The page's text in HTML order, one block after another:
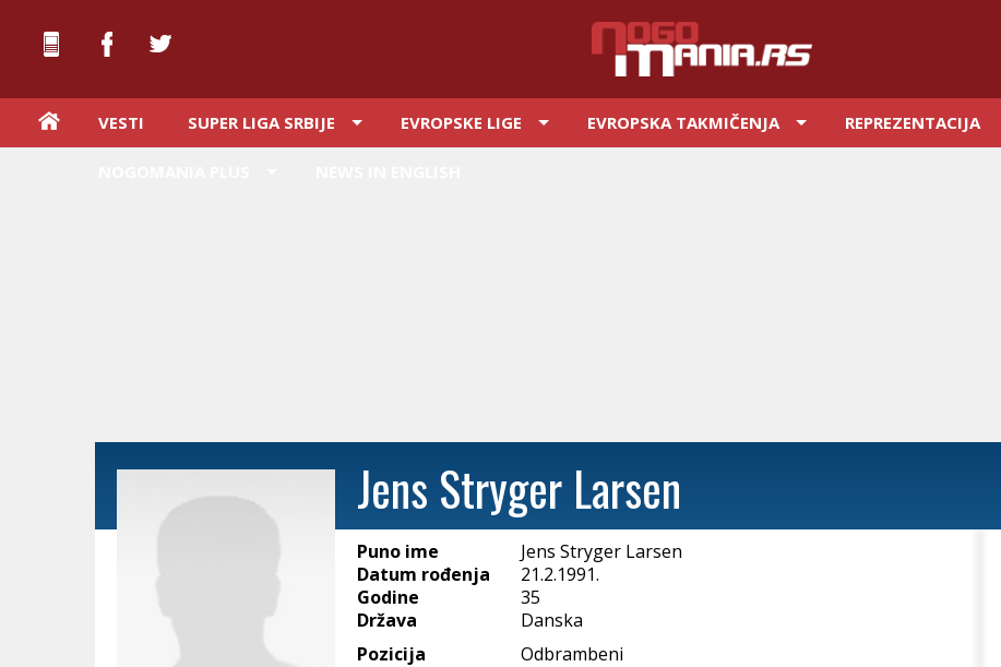
VESTI SUPER LIGA SRBIJE EVROPSKE LIGE EVROPSKA TAKMIČENJA REPREZENTACIJA
Jens Stryger Larsen
Puno ime
Jens Stryger Larsen
Datum rođenja
21.2.1991.
Godine
35
Država
Danska
Pozicija
Odbrambeni